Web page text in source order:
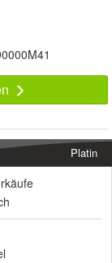
Platin